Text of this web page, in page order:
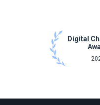
Digital